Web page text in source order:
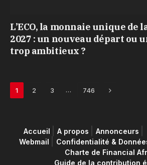
L’ECO, la monnaie unique de
2027 : un nouveau départ ou
trop ambitieux ?
1 2 3 … 746 Next
Accueil A propos Annonceurs
Webmail
Confidentialité &
Charte de Financial
Guide de la contribution